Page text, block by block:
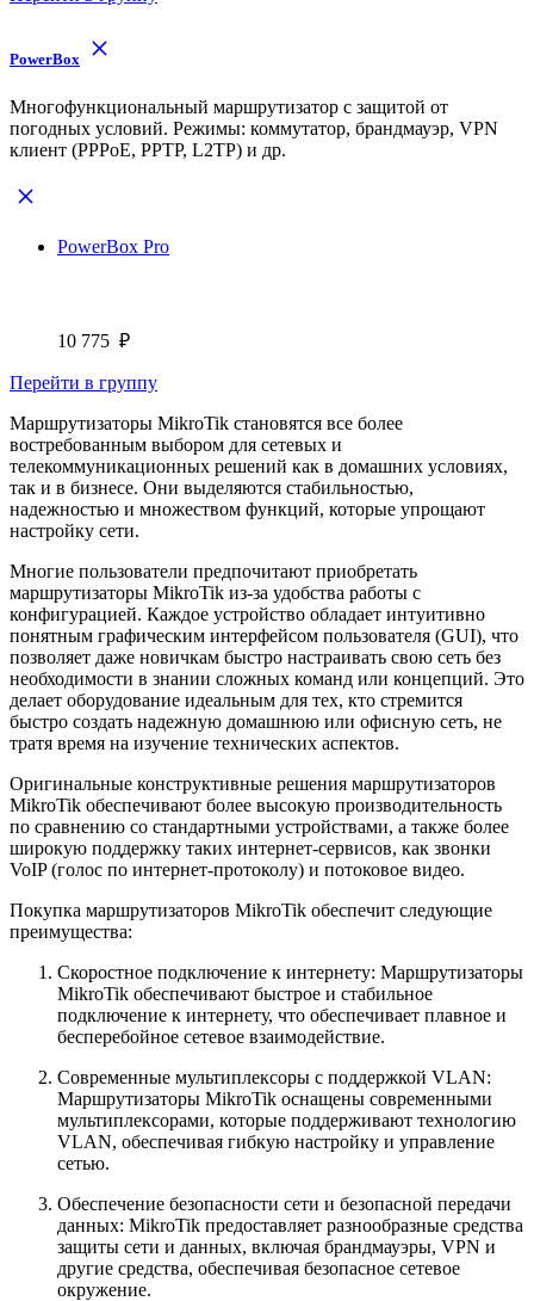
PowerBox
Многофункциональный маршрутизатор с защитой от
погодных условий. Режимы: коммутатор, брандмауэр, VPN
клиент (PPPoE, PPTP, L2TP) и др.
PowerBox Pro
10 775 ₽
Перейти в группу
Маршрутизаторы MikroTik становятся все более
востребованным выбором для сетевых и
телекоммуникационных решений как в домашних условиях,
так и в бизнесе. Они выделяются стабильностью,
надежностью и множеством функций, которые упрощают
настройку сети.
Многие пользователи предпочитают приобретать
маршрутизаторы MikroTik из-за удобства работы с
конфигурацией. Каждое устройство обладает интуитивно
понятным графическим интерфейсом пользователя (GUI), что
позволяет даже новичкам быстро настраивать свою сеть без
необходимости в знании сложных команд или концепций. Это
делает оборудование идеальным для тех, кто стремится
быстро создать надежную домашнюю или офисную сеть, не
тратя время на изучение технических аспектов.
Оригинальные конструктивные решения маршрутизаторов
MikroTik обеспечивают более высокую производительность
по сравнению со стандартными устройствами, а также более
широкую поддержку таких интернет-сервисов, как звонки
VoIP (голос по интернет-протоколу) и потоковое видео.
Покупка маршрутизаторов MikroTik обеспечит следующие
преимущества:
Скоростное подключение к интернету: Маршрутизаторы
MikroTik обеспечивают быстрое и стабильное
подключение к интернету, что обеспечивает плавное и
бесперебойное сетевое взаимодействие.
Современные мультиплексоры с поддержкой VLAN:
Маршрутизаторы MikroTik оснащены современными
мультиплексорами, которые поддерживают технологию
VLAN, обеспечивая гибкую настройку и управление
сетью.
Обеспечение безопасности сети и безопасной передачи
данных: MikroTik предоставляет разнообразные средства
защиты сети и данных, включая брандмауэры, VPN и
другие средства, обеспечивая безопасное сетевое
окружение.